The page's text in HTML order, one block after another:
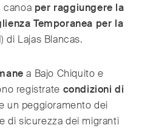
canoa per raggiungere la
Temporanea per la
di Lajas Blancas.
a Bajo Chiquito e
registrate condizioni di
un peggioramento dei
di sicurezza dei migranti